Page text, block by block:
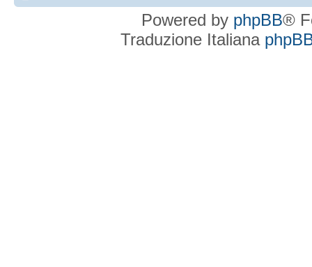
Powered by phpBB®
Traduzione Italiana